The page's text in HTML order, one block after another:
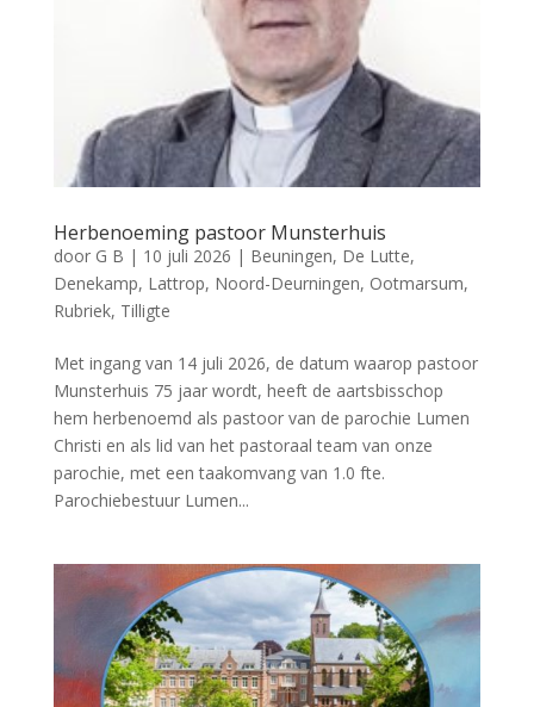
Herbenoeming pastoor Munsterhuis
door G B | 10 juli 2026 | Beuningen, De Lutte,
Denekamp, Lattrop, Noord-Deurningen, Ootmarsum,
Rubriek, Tilligte
Met ingang van 14 juli 2026, de datum waarop pastoor
Munsterhuis 75 jaar wordt, heeft de aartsbisschop
hem herbenoemd als pastoor van de parochie Lumen
Christi en als lid van het pastoraal team van onze
parochie, met een taakomvang van 1.0 fte.
Parochiebestuur Lumen...